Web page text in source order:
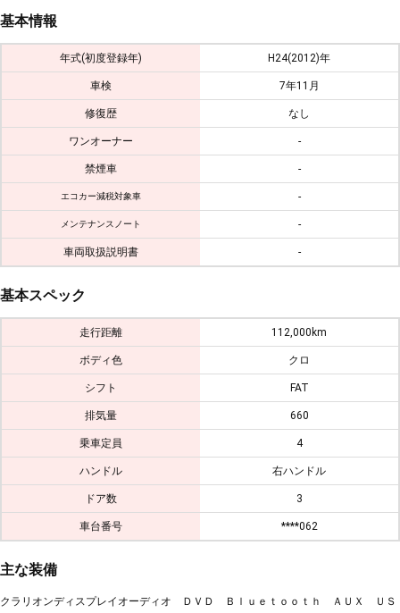
基本情報
年式(初度登録年) H24(2012)年
車検 7年11月
修復歴 なし
ワンオーナー -
禁煙車 -
エコカー減税対象車 -
メンテナンスノート -
車両取扱説明書 -
基本スペック
走行距離 112,000km
ボディ色 クロ
シフト FAT
排気量 660
乗車定員 4
ハンドル 右ハンドル
ドア数 3
車台番号 ****062
主な装備
クラリオンディスプレイオーディオ ＤＶＤ Ｂｌｕｅｔｏｏｔｈ ＡＵＸ ＵＳ